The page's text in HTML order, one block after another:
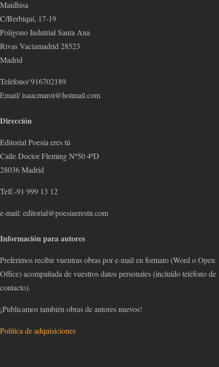
Maidhisa
C/Berbiquí, 17-19
Polígono Indutrial Santa Ana
Rivas Vaciamadrid 28523
Madrid
Teléfono/ 916702189
Email/ isaacmarot@hotmail.com
Dirección
Editorial Poesía eres tú
Calle Doctor Fleming Nº50 4ºD
28036 Madrid
Telf.-91 999 13 12
e-mail: editorial@poesiaerestu.com
Información para autores
Preferimos recibir vuentras obras por e-mail en formato (Word o Open
Office) acompañada de vuestros datos personales (incluído teléfono de
contacto).
¡Publicamos también obras de autores nuevos!
Política de adquisiciones